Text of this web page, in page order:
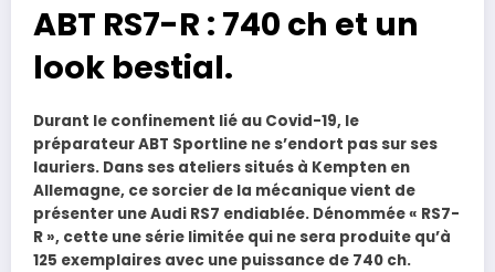
ABT RS7-R : 740 ch et un
look bestial.
Durant le confinement lié au Covid-19, le
préparateur ABT Sportline ne s’endort pas sur ses
lauriers. Dans ses ateliers situés à Kempten en
Allemagne, ce sorcier de la mécanique vient de
présenter une Audi RS7 endiablée. Dénommée « RS7-
R », cette une série limitée qui ne sera produite qu’à
125 exemplaires avec une puissance de 740 ch.